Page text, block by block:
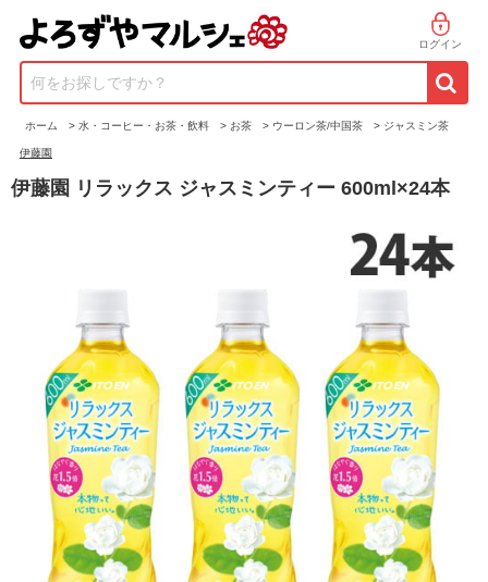
ログイン
何をお探しですか？
ホーム > 水・コーヒー・お茶・飲料 > お茶 > ウーロン茶/中国茶 > ジャスミン茶
伊藤園
伊藤園 リラックス ジャスミンティー 600ml×24本